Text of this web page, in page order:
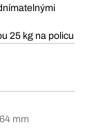
25 kg na policu
mm